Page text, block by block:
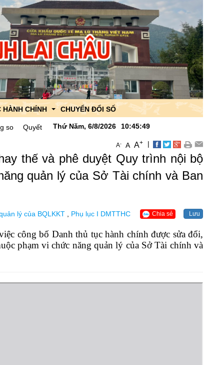
HÀNH CHÍNH
CK Ma Lù Thàng
CHUYỂN ĐỔI SỐ
định Về việc công bố danh mục thủ tục hành chính được thay thế,
Thứ Năm, 6/8/2026 10:45:51
A- A A+ |
thế và phê duyệt Quy trình nội bộ
quản lý của Sở Tài chính và Ban
lý của BQLKKT , Phụ lục I DMTTHC Chia sẻ Lưu
công bố Danh thủ tục hành chính được sửa đổi,
phạm vi chức năng quản lý của Sở Tài chính và